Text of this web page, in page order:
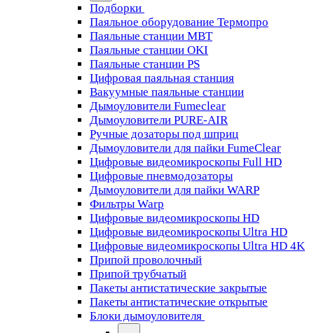
Подборки
Паяльное оборудование Термопро
Паяльные станции MBT
Паяльные станции OKI
Паяльные станции PS
Цифровая паяльная станция
Вакуумные паяльные станции
Дымоуловители Fumeclear
Дымоуловители PURE-AIR
Ручные дозаторы под шприц
Дымоуловители для пайки FumeClear
Цифровые видеомикроскопы Full HD
Цифровые пневмодозаторы
Дымоуловители для пайки WARP
Фильтры Warp
Цифровые видеомикроскопы HD
Цифровые видеомикроскопы Ultra HD
Цифровые видеомикроскопы Ultra HD 4K
Припой проволочный
Припой трубчатый
Пакеты антистатические закрытые
Пакеты антистатические открытые
Блоки дымоуловителя